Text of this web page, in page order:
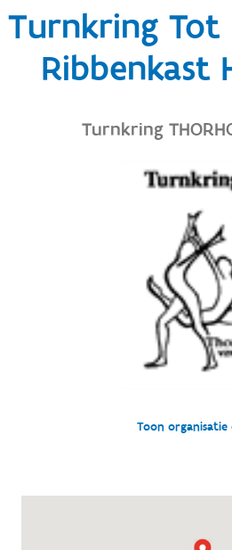
Turnkring Tot
Ribbenkast
Turnkring
Toon organisatie